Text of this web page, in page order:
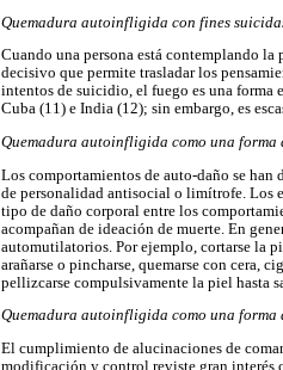
Quemadura autoinfligida con fines
Cuando una persona está contemplando
decisivo que permite trasladar los
intentos de suicidio, el fuego es una forma
Cuba (11) e India (12); sin embargo, es
Quemadura autoinfligida como una
Los comportamientos de auto-daño se
de personalidad antisocial o limítrofe. Los
tipo de daño corporal entre los
acompañan de ideación de muerte. En
automutilatorios. Por ejemplo, cortarse la
arañarse o pincharse, quemarse con cera,
pellizcarse compulsivamente la piel hasta
Quemadura autoinfligida como una forma
El cumplimiento de alucinaciones de
modificación y control reviste gran interés